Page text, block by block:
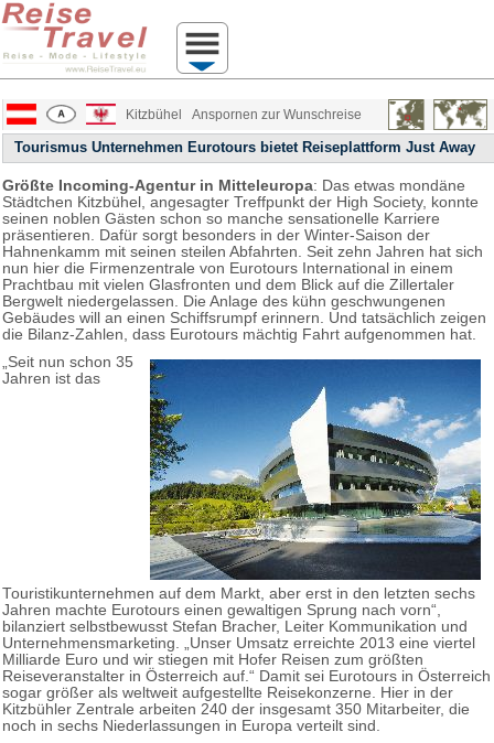
Kitzbühel Anspornen zur Wunschreise
Tourismus Unternehmen Eurotours bietet Reiseplattform Just Away
Größte Incoming-Agentur in Mitteleuropa: Das etwas mondäne
Städtchen Kitzbühel, angesagter Treffpunkt der High Society, konnte
seinen noblen Gästen schon so manche sensationelle Karriere
präsentieren. Dafür sorgt besonders in der Winter-Saison der
Hahnenkamm mit seinen steilen Abfahrten. Seit zehn Jahren hat sich
nun hier die Firmenzentrale von Eurotours International in einem
Prachtbau mit vielen Glasfronten und dem Blick auf die Zillertaler
Bergwelt niedergelassen. Die Anlage des kühn geschwungenen
Gebäudes will an einen Schiffsrumpf erinnern. Und tatsächlich zeigen
die Bilanz-Zahlen, dass Eurotours mächtig Fahrt aufgenommen hat.
„Seit nun schon 35
Jahren ist das
Touristikunternehmen auf dem Markt, aber erst in den letzten sechs
Jahren machte Eurotours einen gewaltigen Sprung nach vorn“,
bilanziert selbstbewusst Stefan Bracher, Leiter Kommunikation und
Unternehmensmarketing. „Unser Umsatz erreichte 2013 eine viertel
Milliarde Euro und wir stiegen mit Hofer Reisen zum größten
Reiseveranstalter in Österreich auf.“ Damit sei Eurotours in Österreich
sogar größer als weltweit aufgestellte Reisekonzerne. Hier in der
Kitzbühler Zentrale arbeiten 240 der insgesamt 350 Mitarbeiter, die
noch in sechs Niederlassungen in Europa verteilt sind.